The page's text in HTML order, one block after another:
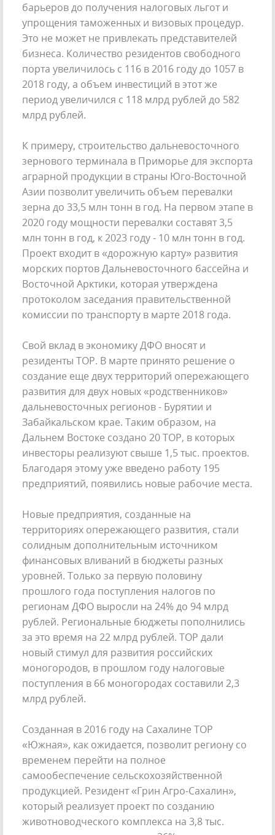
барьеров до получения налоговых льгот и
упрощения таможенных и визовых процедур.
Это не может не привлекать представителей
бизнеса. Количество резидентов свободного
порта увеличилось с 116 в 2016 году до 1057 в
2018 году, а объем инвестиций в этот же
период увеличился с 118 млрд рублей до 582
млрд рублей.
К примеру, строительство дальневосточного
зернового терминала в Приморье для экспорта
аграрной продукции в страны Юго-Восточной
Азии позволит увеличить объем перевалки
зерна до 33,5 млн тонн в год. На первом этапе в
2020 году мощности перевалки составят 3,5
млн тонн в год, к 2023 году - 10 млн тонн в год.
Проект входит в «дорожную карту» развития
морских портов Дальневосточного бассейна и
Восточной Арктики, которая утверждена
протоколом заседания правительственной
комиссии по транспорту в марте 2018 года.
Свой вклад в экономику ДФО вносят и
резиденты ТОР. В марте принято решение о
создание еще двух территорий опережающего
развития для двух новых «родственников»
дальневосточных регионов - Бурятии и
Забайкальском крае. Таким образом, на
Дальнем Востоке создано 20 ТОР, в которых
инвесторы реализуют свыше 1,5 тыс. проектов.
Благодаря этому уже введено работу 195
предприятий, появились новые рабочие места.
Новые предприятия, созданные на
территориях опережающего развития, стали
солидным дополнительным источником
финансовых вливаний в бюджеты разных
уровней. Только за первую половину
прошлого года поступления налогов по
регионам ДФО выросли на 24% до 94 млрд
рублей. Региональные бюджеты пополнились
за это время на 22 млрд рублей. ТОР дали
новый стимул для развития российских
моногородов, в прошлом году налоговые
поступления в 66 моногородах составили 2,3
млрд рублей.
Созданная в 2016 году на Сахалине ТОР
«Южная», как ожидается, позволит региону со
временем перейти на полное
самообеспечение сельскохозяйственной
продукцией. Резидент «Грин Агро-Сахалин»,
который реализует проект по созданию
животноводческого комплекса на 3,8 тыс.